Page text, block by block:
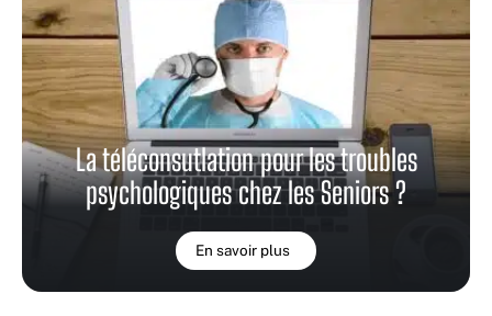
La téléconsutlation pour les troubles
psychologiques chez les Seniors ?
En savoir plus